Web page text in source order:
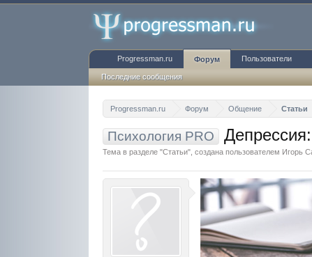
Progressman.ru Форум Общение Статьи
Психология PRO
Тема в разделе "Статьи", создана пользователем Игорь
Progressman.ru Форум
Последние сообщения
Пользователи